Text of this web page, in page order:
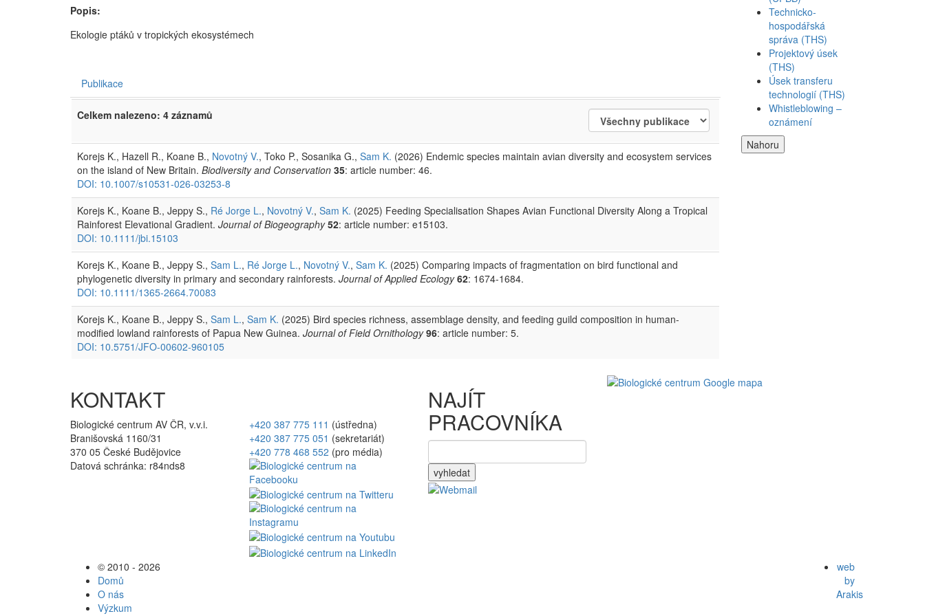
Popis:
Ekologie ptáků v tropických ekosystémech
Publikace
Celkem nalezeno: 4 záznamů
Korejs K., Hazell R., Koane B., Novotný V., Toko P., Sosanika G., Sam K. (2026) Endemic species maintain avian diversity and ecosystem services
on the island of New Britain. Biodiversity and Conservation 35: article number: 46.
DOI: 10.1007/s10531-026-03253-8
Korejs K., Koane B., Jeppy S., Ré Jorge L., Novotný V., Sam K. (2025) Feeding Specialisation Shapes Avian Functional Diversity Along a Tropical
Rainforest Elevational Gradient. Journal of Biogeography 52: article number: e15103.
DOI: 10.1111/jbi.15103
Korejs K., Koane B., Jeppy S., Sam L., Ré Jorge L., Novotný V., Sam K. (2025) Comparing impacts of fragmentation on bird functional and
phylogenetic diversity in primary and secondary rainforests. Journal of Applied Ecology 62: 1674-1684.
DOI: 10.1111/1365-2664.70083
Korejs K., Koane B., Jeppy S., Sam L., Sam K. (2025) Bird species richness, assemblage density, and feeding guild composition in human-
modified lowland rainforests of Papua New Guinea. Journal of Field Ornithology 96: article number: 5.
DOI: 10.5751/JFO-00602-960105
Technicko-
hospodářská
správa (THS)
Projektový úsek
(THS)
Úsek transferu
technologií (THS)
Whistleblowing –
oznámení
Nahoru
KONTAKT
Biologické centrum AV ČR, v.v.i.
Branišovská 1160/31
370 05 České Budějovice
Datová schránka: r84nds8
+420 387 775 111 (ústředna)
+420 387 775 051 (sekretariát)
+420 778 468 552 (pro média)
NAJÍT
PRACOVNÍKA
vyhledat
© 2010 - 2026
Domů
O nás
Výzkum
web
by
Arakis